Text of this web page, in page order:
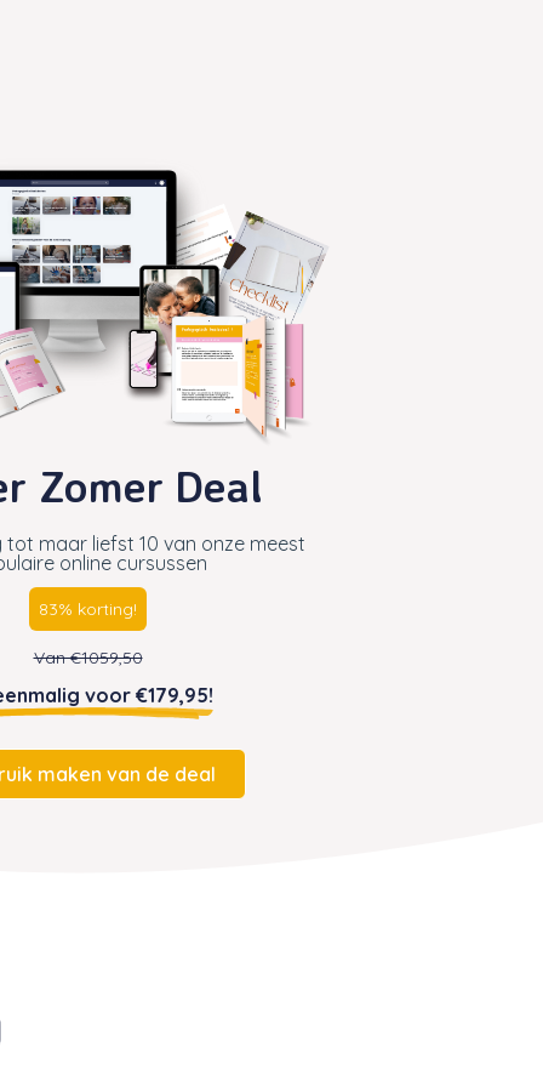
Zomer Deal
maar liefst 10 van onze meest
online cursussen
83% korting!
Van €1059,50
voor €179,95!
maken van de deal